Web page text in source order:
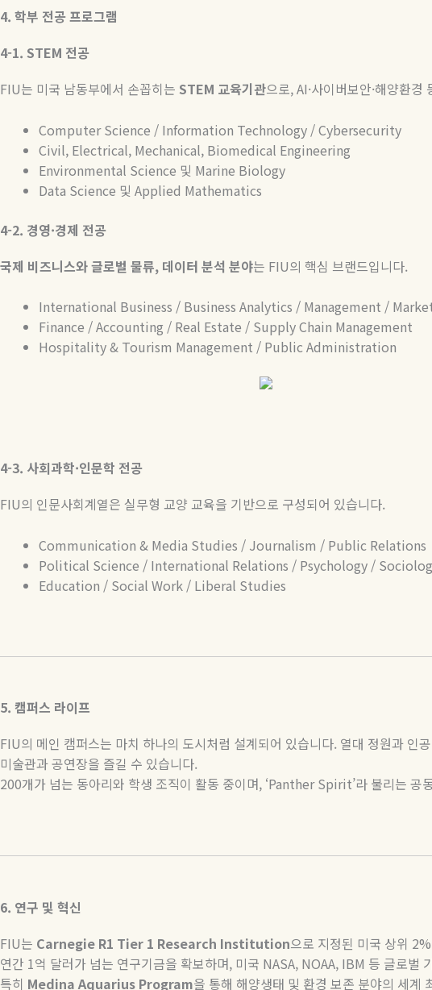
4. 학부 전공프로그램
4-1. STEM 전공
FIU는 미국 남동부에서 손꼽히는 STEM 교육기관으로, AI·사이버보안·해양환경
Computer Science / Information Technology / Cybersecurity
Civil, Electrical, Mechanical, Biomedical Engineering
Environmental Science 및 Marine Biology
Data Science 및 Applied Mathematics
4-2. 경영·경제 전공
국제 비즈니스와글로벌 물류, 데이터 분석 분야는 FIU의 핵심 브랜드입니다.
International Business / Business Analytics / Management /
Finance / Accounting / Real Estate / Supply Chain Management
Hospitality & Tourism Management / Public Administration
4-3. 사회과학·인문학 전공
FIU의 인문사회계열은 실무형 교양 교육을 기반으로 구성되어 있습니다.
Communication & Media Studies / Journalism / Public Relations
Political Science / International Relations / Psychology /
Education / Social Work / Liberal Studies
5. 캠퍼스 라이프
FIU의 메인 캠퍼스는 마치 하나의 도시처럼 설계되어 있습니다. 열대 정원과 인
미술관과 공연장을 즐길 수 있습니다.
200개가 넘는 동아리와 학생 조직이 활동 중이며, ‘Panther Spirit’라 불리는 공
6. 연구 및 혁신
FIU는 Carnegie R1 Tier 1 Research Institution으로 지정된 미국 상위 2%
연간 1억 달러가 넘는 연구기금을 확보하며, 미국 NASA, NOAA, IBM 등 글로벌
특히 Medina Aquarius Program을 통해 해양생태 및 환경 보존 분야의 세계